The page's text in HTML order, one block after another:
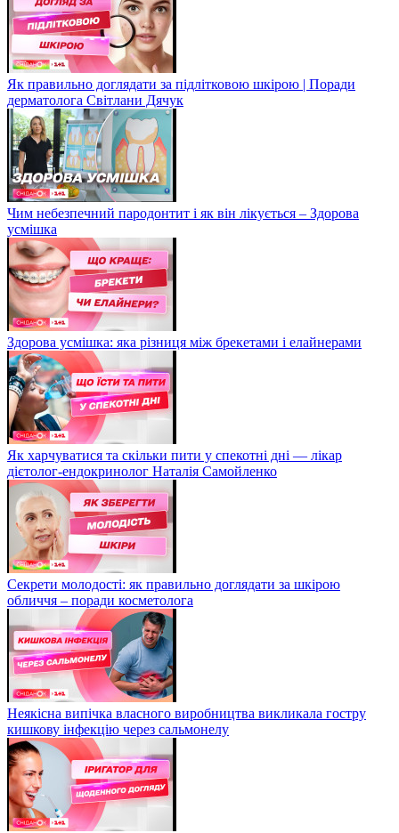
Як правильно доглядати за підлітковою шкірою | Поради
дерматолога Світлани Дячук
Чим небезпечний пародонтит і як він лікується – Здорова
усмішка
Здорова усмішка: яка різниця між брекетами і елайнерами
Як харчуватися та скільки пити у спекотні дні — лікар
дієтолог-ендокринолог Наталія Самойленко
Секрети молодості: як правильно доглядати за шкірою
обличчя – поради косметолога
Неякісна випічка власного виробництва викликала гостру
кишкову інфекцію через сальмонелу